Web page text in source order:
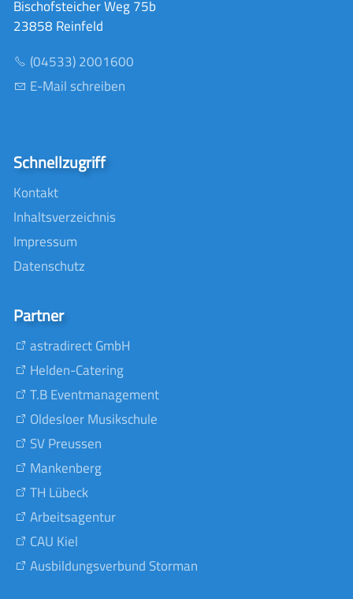
Bischofsteicher Weg 75b
23858 Reinfeld
(04533) 2001600
E-Mail schreiben
Schnellzugriff
Kontakt
Inhaltsverzeichnis
Impressum
Datenschutz
Partner
astradirect GmbH
Helden-Catering
T.B Eventmanagement
Oldesloer Musikschule
SV Preussen
Mankenberg
TH Lübeck
Arbeitsagentur
CAU Kiel
Ausbildungsverbund Storman